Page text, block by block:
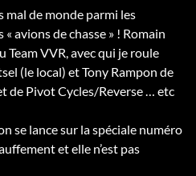
mal de monde parmi les
avions de chasse » ! Romain
VVR, avec qui je roule
(le local) et Tony Rampon de
de Pivot Cycles/Reverse … etc
se lance sur la spéciale numéro
et elle n’est pas